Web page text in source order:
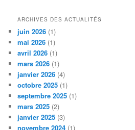
ARCHIVES DES ACTUALITÉS
juin 2026 (1)
mai 2026 (1)
avril 2026 (1)
mars 2026 (1)
janvier 2026 (4)
octobre 2025 (1)
septembre 2025 (1)
mars 2025 (2)
janvier 2025 (3)
novembre 2024 (1)